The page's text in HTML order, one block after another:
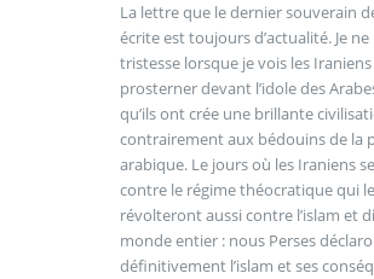
La lettre que le dernier souverain
écrite est toujours d’actualité. Je
tristesse lorsque je vois les Iraniens
prosterner devant l’idole des
qu’ils ont crée une brillante
contrairement aux bédouins de la
arabique. Le jours où les Iraniens
contre le régime théocratique qui
révolteront aussi contre l’islam et
monde entier : nous Perses
définitivement l’islam et ses